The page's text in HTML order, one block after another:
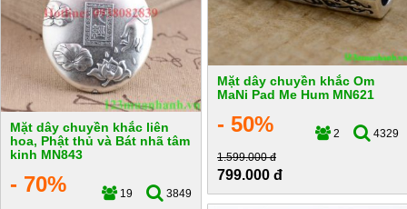
Mặt dây chuyền khắc Om
MaNi Pad Me Hum MN621
- 50% 2
4329
1.599.000 đ
799.000 đ
Mặt dây chuyền khắc liên
hoa, Phật thủ và Bát nhã tâm
kinh MN843
- 70% 19
3849